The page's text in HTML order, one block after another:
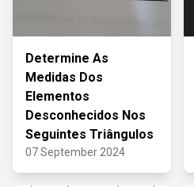
Determine As
Medidas Dos
Elementos
Desconhecidos Nos
Seguintes Triângulos
07 September 2024